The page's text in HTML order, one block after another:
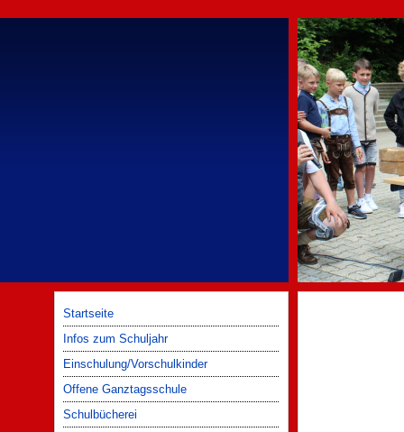
Startseite
Infos zum Schuljahr
Einschulung/Vorschulkinder
Offene Ganztagsschule
Schulbücherei